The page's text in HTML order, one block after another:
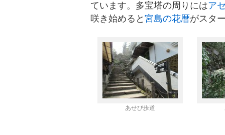
ています。多宝塔の周りにはア
咲き始めると 宮島の花暦がスタ
あせび歩道